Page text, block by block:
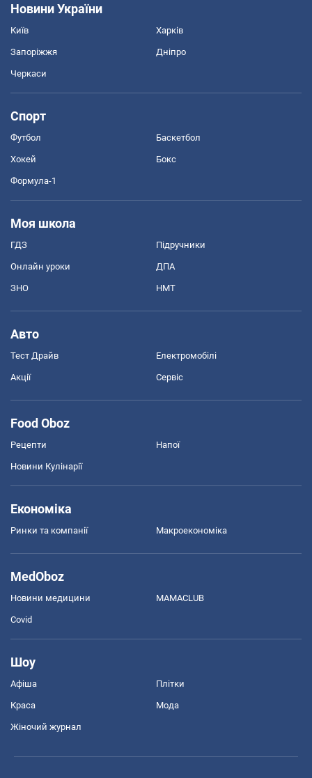
Новини України
Київ Харків
Запоріжжя Дніпро
Черкаси
Спорт
Футбол Баскетбол
Хокей Бокс
Формула-1
Моя школа
ГДЗ Підручники
Онлайн уроки ДПА
ЗНО НМТ
Авто
Тест Драйв Електромобілі
Акції Сервіс
Food Oboz
Рецепти Напої
Новини Кулінарії
Економіка
Ринки та компанії Макроекономіка
MedOboz
Новини медицини MAMACLUB
Covid
Шоу
Афіша Плітки
Краса Мода
Жіночий журнал